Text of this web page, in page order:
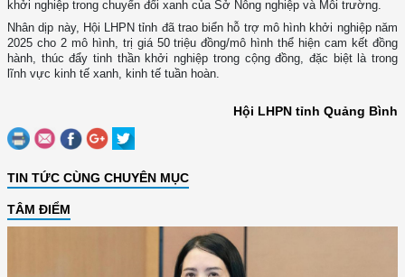
khởi nghiệp trong chuyển đổi xanh của Sở Nông nghiệp và Môi trường.
Nhân dịp này, Hội LHPN tỉnh đã trao biển hỗ trợ mô hình khởi nghiệp năm
2025 cho 2 mô hình, trị giá 50 triệu đồng/mô hình thể hiện cam kết đồng
hành, thúc đẩy tinh thần khởi nghiệp trong cộng đồng, đặc biệt là trong
lĩnh vực kinh tế xanh, kinh tế tuần hoàn.
Hội LHPN tỉnh Quảng Bình
TIN TỨC CÙNG CHUYÊN MỤC
TÂM ĐIỂM